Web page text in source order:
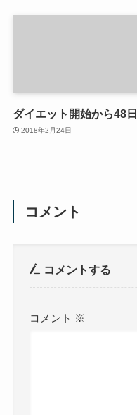
ダイエット開始から48日
2018年2月24日
コメント
コメントする
コメント ※